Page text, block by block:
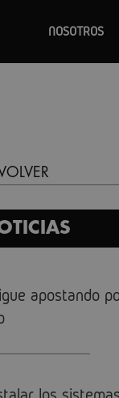
NOSOTROS
apostando
los